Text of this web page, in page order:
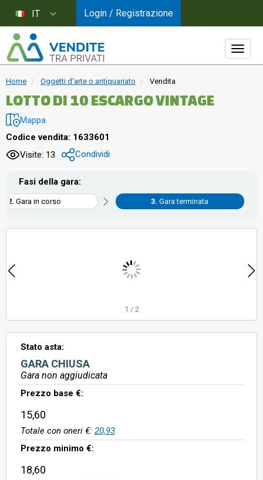
Home Oggetti d'arte o antiquariato Vendita
LOTTO DI 10 ESCARGO VINTAGE
Mappa
Codice vendita: 1633601
Visite: 13
Condividi
Fasi della gara:
Gara in corso Gara terminata
1 / 2
Stato asta:
GARA CHIUSA
Gara non aggiudicata
Prezzo base €:
15,60
Totale con oneri €: 20,93
Prezzo minimo €:
18,60
IT Login / Registrazione